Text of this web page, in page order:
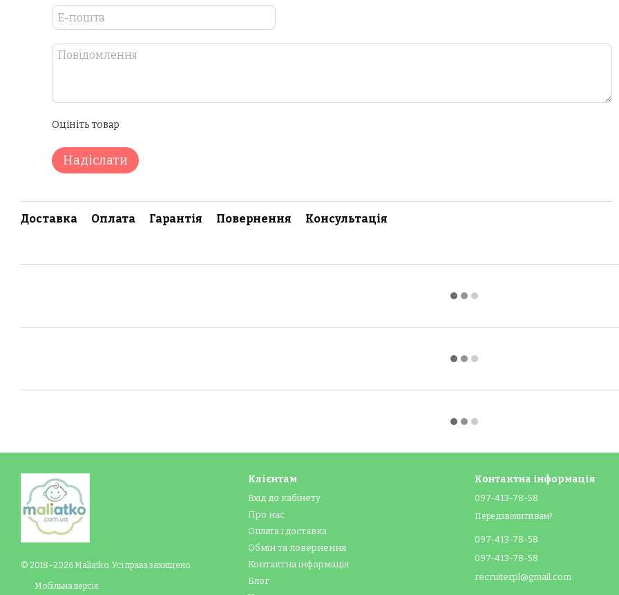
Оцініть товар
Надіслати
Доставка Оплата Гарантія Повернення Консультація
© 2018–2026 Maliatko. Усі права захищено.
Мобільна версія
Клієнтам
Вхід до кабінету
Про нас
Оплата і доставка
Обмін та повернення
Контактна інформація
Блог
Контактна інформація
097-413-78-58
Передзвонити вам?
097-413-78-58
097-413-78-58
recruiterpl@gmail.com